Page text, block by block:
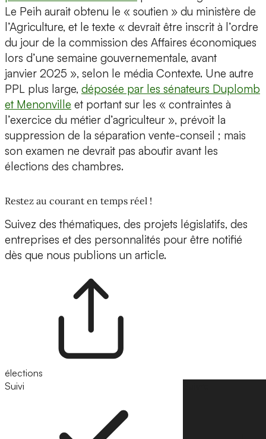
Le Peih aurait obtenu le « soutien » du ministère de
l’Agriculture, et le texte « devrait être inscrit à l’ordre
du jour de la commission des Affaires économiques
lors d’une semaine gouvernementale, avant
janvier 2025 », selon le média Contexte. Une autre
PPL plus large, déposée par les sénateurs Duplomb
et Menonville et portant sur les « contraintes à
l’exercice du métier d’agriculteur », prévoit la
suppression de la séparation vente-conseil ; mais
son examen ne devrait pas aboutir avant les
élections des chambres.
Restez au courant en temps réel !
Suivez des thématiques, des projets législatifs, des
entreprises et des personnalités pour être notifié
dès que nous publions un article.
élections
Suivi